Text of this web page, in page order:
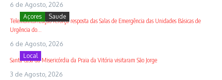
6 de Agosto, 2026
Açores Saude
Telemonitorização reforça resposta das Salas de Emergência das Unidades Básicas de
Urgência do...
6 de Agosto, 2026
Local
Santa Casa da Misericórdia da Praia da Vitória visitaram São Jorge
3 de Agosto, 2026